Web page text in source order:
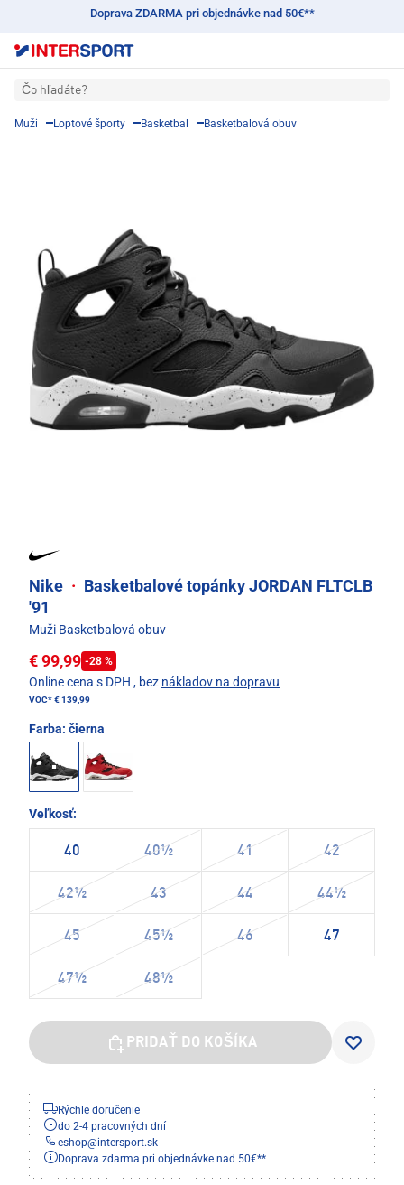
Doprava ZDARMA pri objednávke nad 50€**
Čo hľadáte?
Muži Loptové športy Basketbal Basketbalová obuv
Nike · Basketbalové topánky JORDAN FLTCLB
'91
Muži Basketbalová obuv
€ 99,99 -28 %
Online cena s DPH , bez nákladov na dopravu
VOC*€ 139,99
Farba: čierna
Veľkosť:
40 40½ 41 42
42½ 43 44 44½
45 45½ 46 47
47½ 48½
PRIDAŤ DO KOŠÍKA
Rýchle doručenie
do 2-4 pracovných dní
eshop@intersport.sk
Doprava zdarma pri objednávke nad 50€**